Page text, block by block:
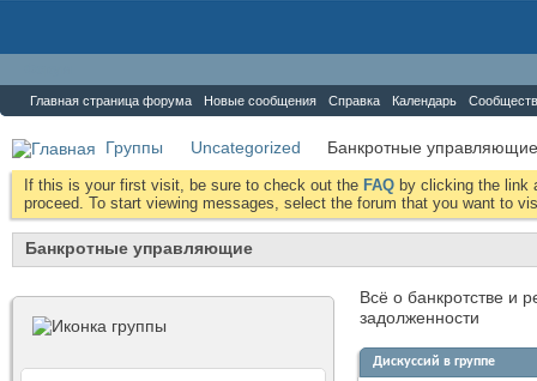
Главная страница форума Новые сообщения Справка Календарь
Группы Uncategorized Банкротные управляющие
If this is your first visit, be sure to check out the FAQ by clicking the link
proceed. To start viewing messages, select the forum that you want to
Банкротные управляющие
Всё о банкротстве и
задолженности
Дискуссий в группе